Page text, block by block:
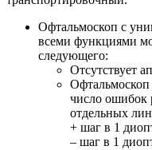
Офтальмоскоп с
всеми функциями
следующего:
Отсутствует
число ошибок
отдельных
+ шаг в 1
– шаг в 1